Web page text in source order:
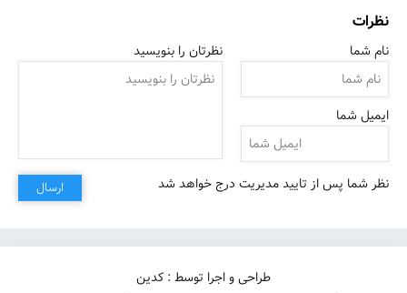
نظرات
نام شما
ایمیل شما
نظرتان را بنویسید
نظر شما پس از تایید مدیریت درج خواهد شد ارسال
طراحی و اجرا توسط : کدین